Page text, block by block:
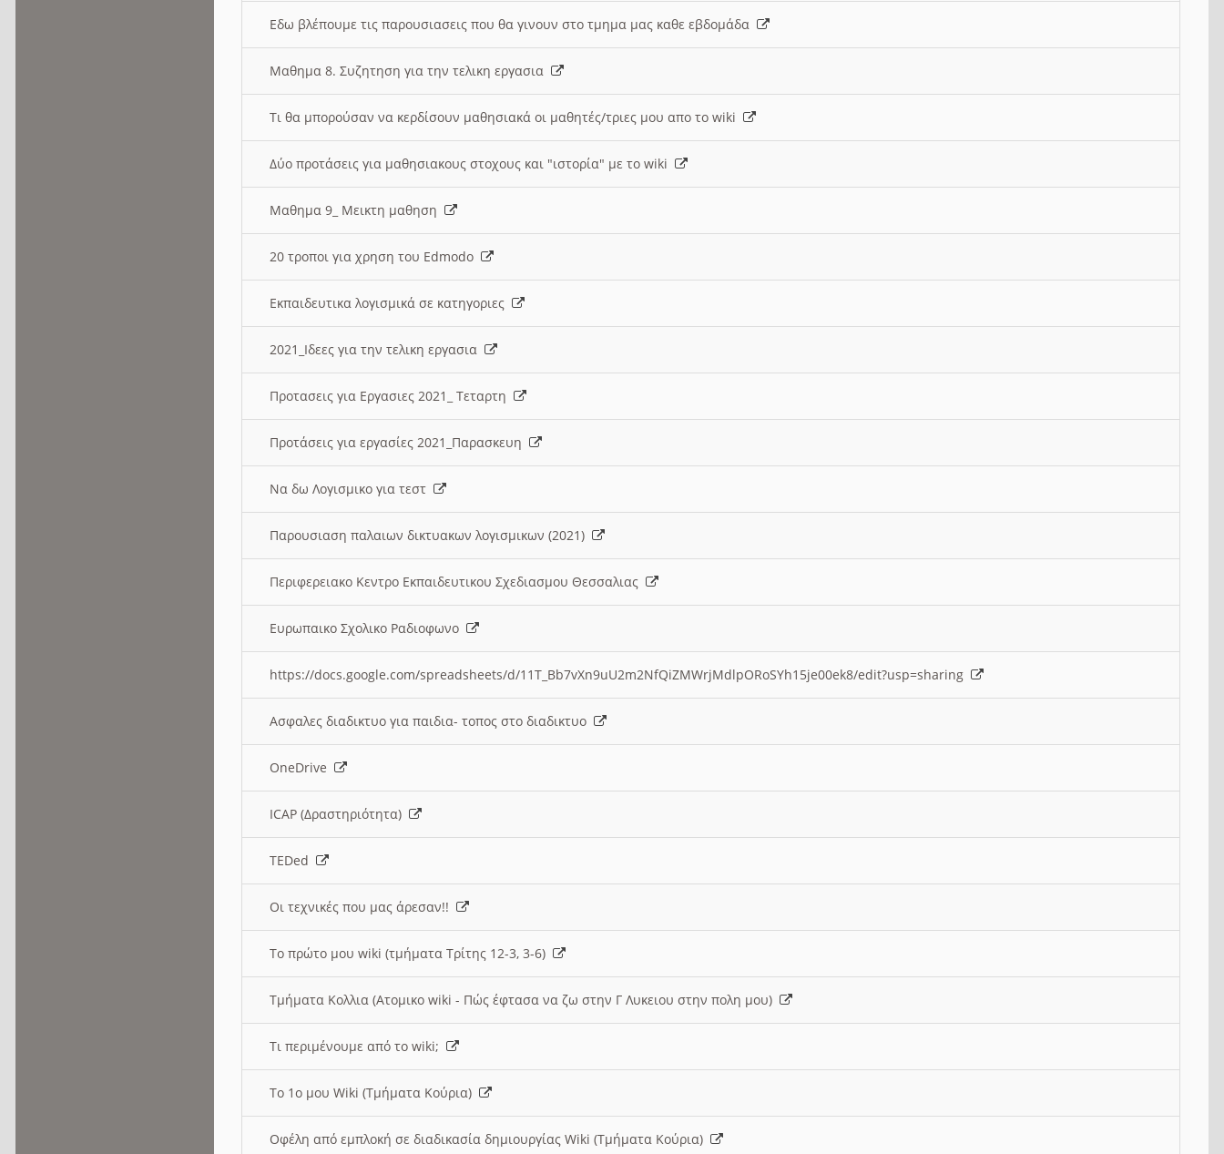
Εδω βλέπουμε τις παρουσιασεις που θα γινουν στο τμημα μας καθε εβδομάδα
Μαθημα 8. Συζητηση για την τελικη εργασια
Τι θα μπορούσαν να κερδίσουν μαθησιακά οι μαθητές/τριες μου απο το wiki
Δύο προτάσεις για μαθησιακους στοχους και "ιστορία" με το wiki
Μαθημα 9_ Μεικτη μαθηση
20 τροποι για χρηση του Edmodo
Εκπαιδευτικα λογισμικά σε κατηγοριες
2021_Ιδεες για την τελικη εργασια
Προτασεις για Εργασιες 2021_ Τεταρτη
Προτάσεις για εργασίες 2021_Παρασκευη
Να δω Λογισμικο για τεστ
Παρουσιαση παλαιων δικτυακων λογισμικων (2021)
Περιφερειακο Κεντρο Εκπαιδευτικου Σχεδιασμου Θεσσαλιας
Ευρωπαικο Σχολικο Ραδιοφωνο
https://docs.google.com/spreadsheets/d/11T_Bb7vXn9uU2m2NfQiZMWrjMdlpORoSYh15je00ek8/edit?usp=sharing
Ασφαλες διαδικτυο για παιδια- τοπος στο διαδικτυο
OneDrive
ICAP (Δραστηριότητα)
TEDed
Οι τεχνικές που μας άρεσαν!!
Το πρώτο μου wiki (τμήματα Τρίτης 12-3, 3-6)
Τμήματα Κολλια (Ατομικο wiki - Πώς έφτασα να ζω στην Γ Λυκειου στην πολη μου)
Τι περιμένουμε από το wiki;
Το 1ο μου Wiki (Τμήματα Κούρια)
Οφέλη από εμπλοκή σε διαδικασία δημιουργίας Wiki (Τμήματα Κούρια)